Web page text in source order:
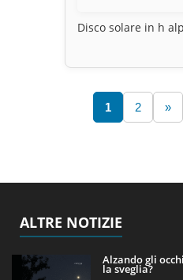
Disco solare in h
1 2 »
ALTRE NOTIZIE
Alzando gli
la sveglia?